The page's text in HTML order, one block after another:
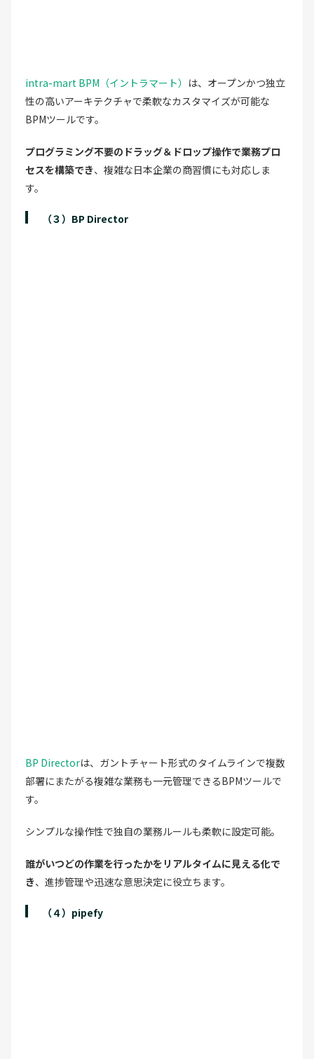
intra-mart BPM（イントラマート） は、オープンかつ独立
性の高いアーキテクチャで柔軟なカスタマイズが可能な
BPMツールです。
プログラミング不要のドラッグ＆ドロップ操作で業務プロ
セスを構築でき、複雑な日本企業の商習慣にも対応しま
す。
（３）BP Director
BP Directorは、ガントチャート形式のタイムラインで複数
部署にまたがる複雑な業務も一元管理できるBPMツールで
す。
シンプルな操作性で独自の業務ルールも柔軟に設定可能。
誰がいつどの作業を行ったかをリアルタイムに見える化で
き、進捗管理や迅速な意思決定に役立ちます。
（４）pipefy